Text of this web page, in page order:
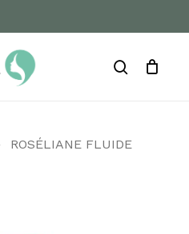
search
Close
ROSÉLIANE FLUIDE